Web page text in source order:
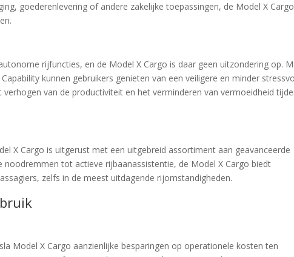
goederenlevering of andere zakelijke toepassingen, de Model X Cargo
rijfuncties, en de Model X Cargo is daar geen uitzondering op.
kunnen gebruikers genieten van een veiligere en minder
van de productiviteit en het verminderen van vermoeidheid
X Cargo is uitgerust met een uitgebreid assortiment aan geavanceerde
noodremmen tot actieve rijbaanassistentie, de Model X Cargo biedt
zelfs in de meest uitdagende rijomstandigheden.
Model X Cargo aanzienlijke besparingen op operationele kosten ten